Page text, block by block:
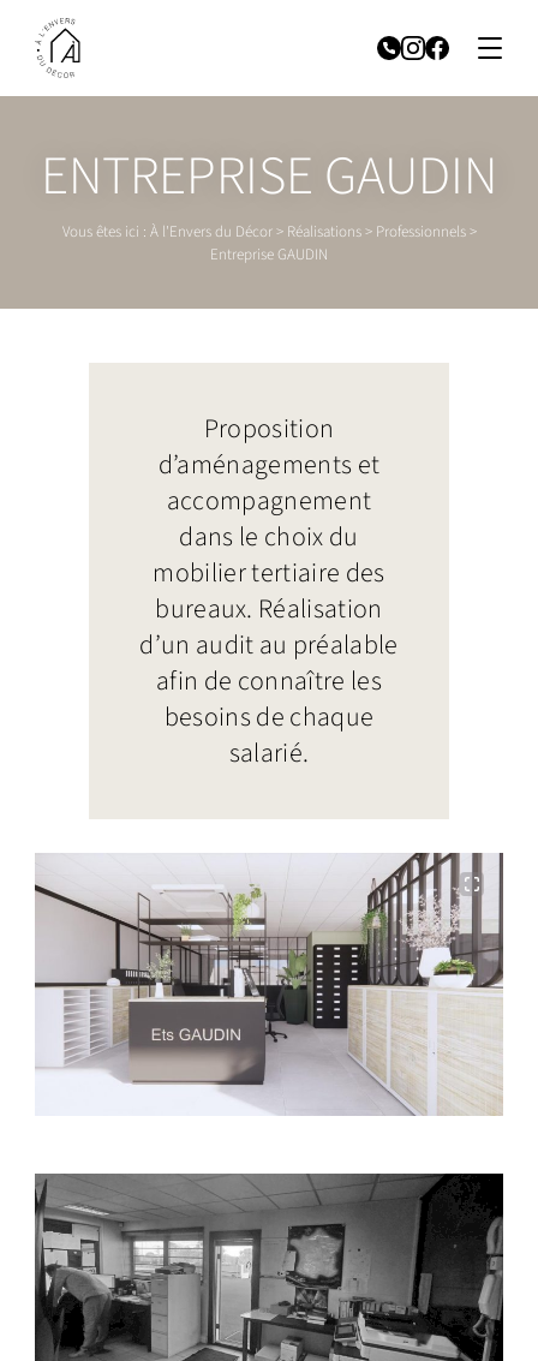
ENTREPRISE GAUDIN
Vous êtes ici : À l'Envers du Décor> Réalisations> Professionnels>
Entreprise GAUDIN
Proposition
d’aménagements et
accompagnement
dans le choix du
mobilier tertiaire des
bureaux. Réalisation
d’un audit au préalable
afin de connaître les
besoins de chaque
salarié.